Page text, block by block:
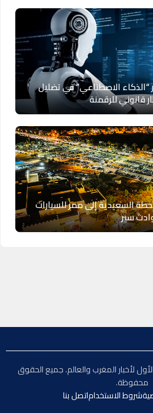
الاصطناعي” في تضليل
قانوني للرقمنة
السعيدية إلى ممر للسيارات
سير
الأول لأخبار المغرب والعالم. جميع الحقوق
محفوظة.
شروط الاستخداماتصل بنا